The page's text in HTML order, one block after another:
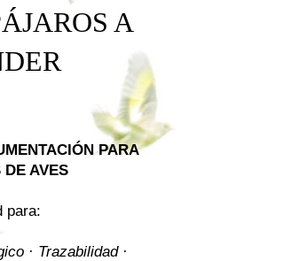
A
PARA
AVES
para:
· Trazabilidad ·